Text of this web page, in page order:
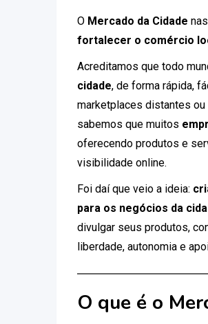
O Mercado da Cidade
fortalecer o comércio
Acreditamos que todo
cidade, de forma rápida,
marketplaces distantes
sabemos que muitos
oferecendo produtos e
visibilidade online.
Foi daí que veio a ideia:
para os negócios da
divulgar seus produtos,
liberdade, autonomia e
O que é o